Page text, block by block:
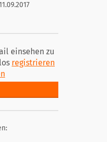
einsehen zu
registrieren